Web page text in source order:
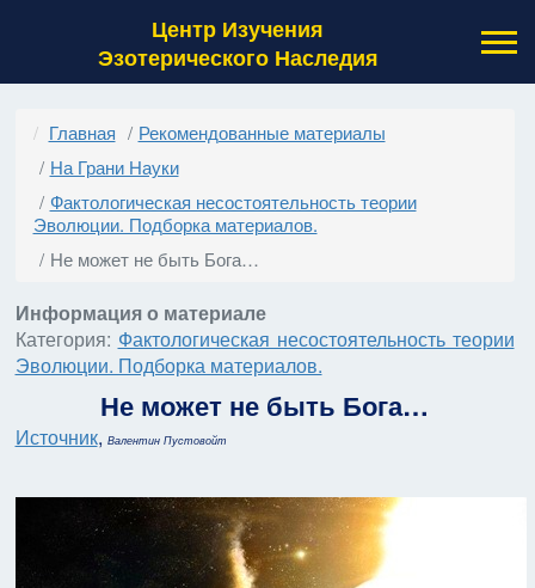
Центр Изучения
Эзотерического Наследия
Главная
Рекомендованные материалы
На Грани Науки
Фактологическая несостоятельность теории
Эволюции. Подборка материалов.
Не может не быть Бога…
Информация о материале
Категория: Фактологическая несостоятельность теории
Эволюции. Подборка материалов.
Не может не быть Бога…
Источник, Валентин Пустовойт